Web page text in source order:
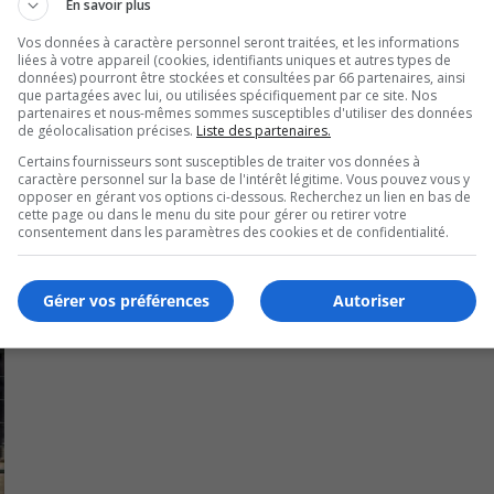
une situation critique et instable ne doit pas hésiter
des urgences sur le site web Bonjour-santé.
de 143 % de son urgence ce vendredi matin.
En savoir plus
Vos données à caractère personnel seront traitées, et les informations
liées à votre appareil (cookies, identifiants uniques et autres types de
données) pourront être stockées et consultées par 66 partenaires, ainsi
que partagées avec lui, ou utilisées spécifiquement par ce site. Nos
partenaires et nous-mêmes sommes susceptibles d'utiliser des données
de géolocalisation précises. Liste des partenaires.
Certains fournisseurs sont susceptibles de traiter vos données à
caractère personnel sur la base de l'intérêt légitime. Vous pouvez vous y
opposer en gérant vos options ci-dessous. Recherchez un lien en bas de
cette page ou dans le menu du site pour gérer ou retirer votre
consentement dans les paramètres des cookies et de confidentialité.
Autoriser
Gérer vos préférences